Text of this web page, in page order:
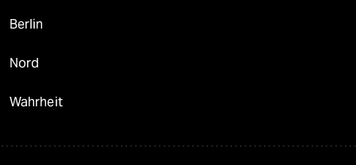
Berlin
Nord
Wahrheit